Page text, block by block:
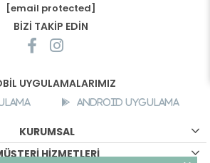
[email protected]
BİZİ TAKİP EDİN
UYGULAMALARIMIZ
Android Uygulama
KURUMSAL
HİZMETLERİ